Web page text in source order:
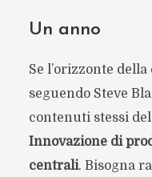
Un anno
Se l’orizzonte
seguendo Steve
contenuti stessi
Innovazione di
centrali. Bisogna